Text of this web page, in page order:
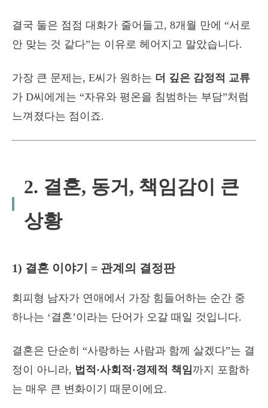
결국 둘은 점점 대화가 줄어들고, 8개월 만에 “서로
안 맞는 것 같다”는 이유로 헤어지고 말았습니다.
가장 큰 문제는, E씨가 원하는 더 깊은 감정적 교류
가 D씨에게는 “자유와 평온을 침범하는 부담”처럼
느껴졌다는 점이죠.
2. 결혼, 동거, 책임감이 큰
상황
1) 결혼 이야기 = 관계의 결정판
회피형 남자가 연애에서 가장 힘들어하는 순간 중
하나는 ‘결혼’이라는 단어가 오갈 때일 것입니다.
결혼은 단순히 “사랑하는 사람과 함께 살겠다”는 결
정이 아니라, 법적·사회적·경제적 책임 까지 포함하
는 매우 큰 변화이기 때문이에요.